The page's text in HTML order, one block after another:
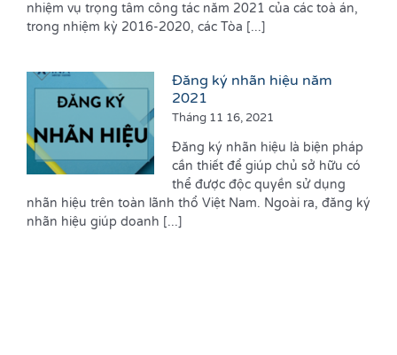
nhiệm vụ trọng tâm công tác năm 2021 của các toà án,
trong nhiệm kỳ 2016-2020, các Tòa [...]
Đăng ký nhãn hiệu năm
2021
Tháng 11 16, 2021
Đăng ký nhãn hiệu là biện pháp
cần thiết để giúp chủ sở hữu có
thể được độc quyền sử dụng
nhãn hiệu trên toàn lãnh thổ Việt Nam. Ngoài ra, đăng ký
nhãn hiệu giúp doanh [...]